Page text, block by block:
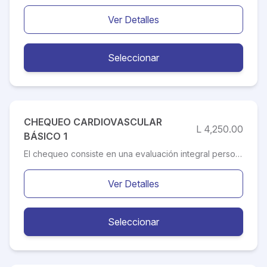
Ver Detalles
Seleccionar
CHEQUEO CARDIOVASCULAR
BÁSICO 1
L 4,250.00
El chequeo consiste en una evaluación integral personalizada destinada a detectar los factores de riesgo cardiovascular (como hipertensión, diabetes, colesterol elevado, entre otros) o patologías cardiovasculares asintomáticas, con el propósito de disminuir el riesgo cardiovascular y prevenir el desarrollo de eventos, tales como: infarto al miocardio, infarto o hemorragia cerebral y otros.
Ver Detalles
Seleccionar